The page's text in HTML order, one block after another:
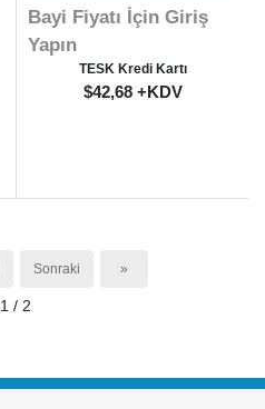
Bayi Fiyatı İçin Giriş
Yapın
TESK Kredi Kartı
$42,68 +KDV
Sonraki »
1 / 2